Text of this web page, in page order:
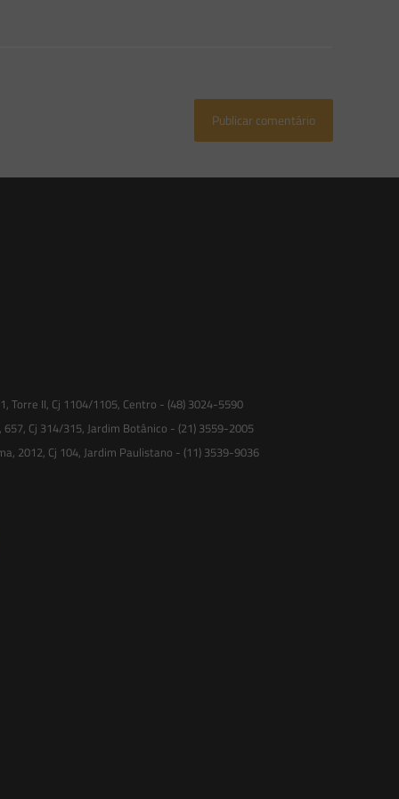
Torre II, Cj 1104/1105, Centro - (48) 3024-5590
657, Cj 314/315, Jardim Botânico - (21) 3559-2005
2012, Cj 104, Jardim Paulistano - (11) 3539-9036